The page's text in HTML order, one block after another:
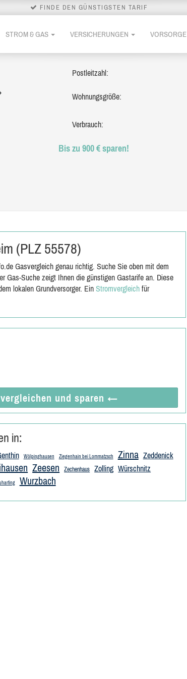
FINDE DEN GÜNSTIGSTEN TARIF
STROM & GAS VERSICHERUNGEN VORSORGE
Postleitzahl:
Wohnungsgröße:
Verbrauch:
Bis zu 900 € sparen!
(PLZ 55578)
Gasvergleich genau richtig. Suche Sie oben mit dem
Gas-Suche zeigt Ihnen die günstigen Gastarife an. Diese
lokalen Grundversorger. Ein Stromvergleich für
und sparen ←
in:
Wölpinghausen Ziegenhain bei Lommatzsch Zinna Zeddenick
Zeesen Zechenhaus Zolling Würschnitz
Wurzbach